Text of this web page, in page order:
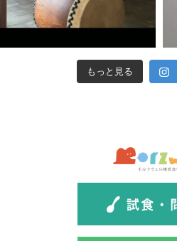
もっと見る